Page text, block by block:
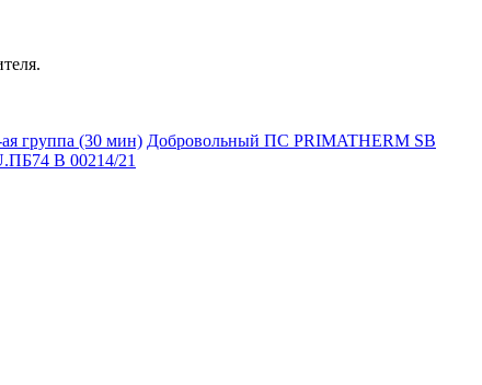
группа (30 мин) Добровольный ПС PRIMATHERM SB
В 00214/21